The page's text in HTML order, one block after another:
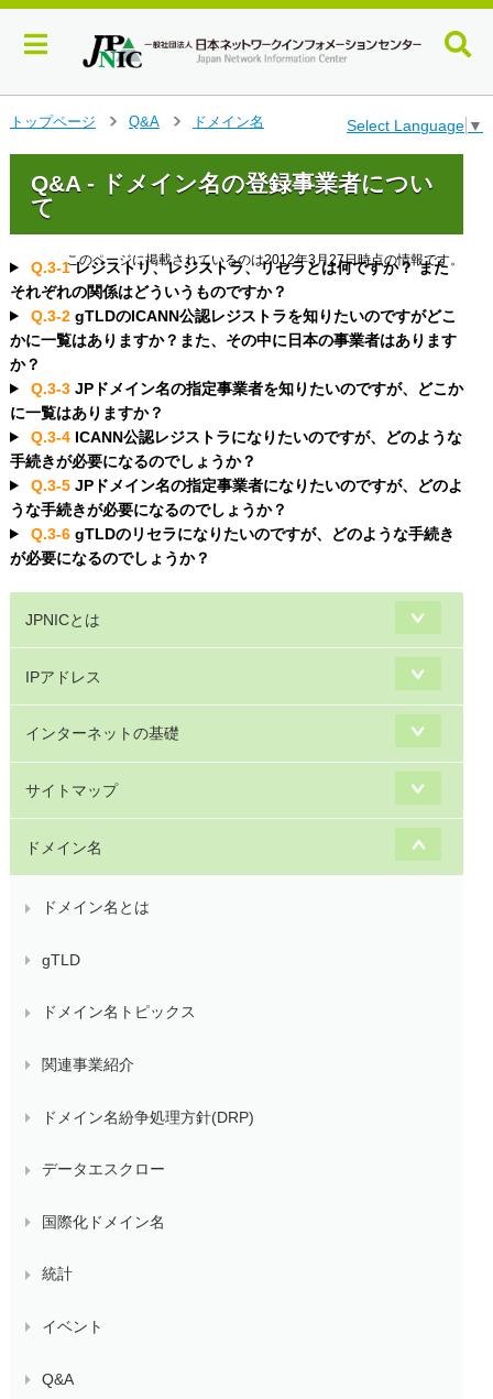
ツ
へ
ジ
ャ
ン
プ
す
る
トップページ
Q&A
ドメイン名 Select Language ▼
Q&A - ドメイン名の登録事業者につい
て
このページに掲載されているのは2012年3月27日時点の情報です。
Q.3-1 レジストリ、レジストラ、リセラとは何ですか？ また
それぞれの関係はどういうものですか？
Q.3-2 gTLDのICANN公認レジストラを知りたいのですがどこ
かに一覧はありますか？また、その中に日本の事業者はあります
か？
Q.3-3 JPドメイン名の指定事業者を知りたいのですが、どこか
に一覧はありますか？
Q.3-4 ICANN公認レジストラになりたいのですが、どのような
手続きが必要になるのでしょうか？
Q.3-5 JPドメイン名の指定事業者になりたいのですが、どのよ
うな手続きが必要になるのでしょうか？
Q.3-6 gTLDのリセラになりたいのですが、どのような手続き
が必要になるのでしょうか？
JPNICとは
IPアドレス
インターネットの基礎
サイトマップ
ドメイン名
ドメイン名とは
gTLD
ドメイン名トピックス
関連事業紹介
ドメイン名紛争処理方針(DRP)
データエスクロー
国際化ドメイン名
統計
イベント
Q&A